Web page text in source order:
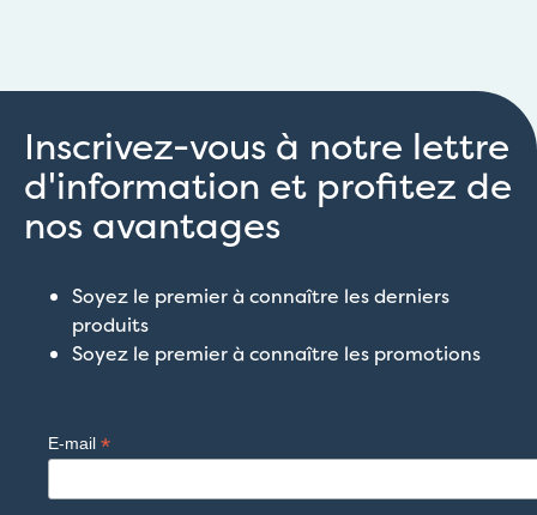
Inscrivez-vous à notre lettre
d'information et profitez de
nos avantages
Soyez le premier à connaître les derniers
produits
Soyez le premier à connaître les promotions
E-mail *